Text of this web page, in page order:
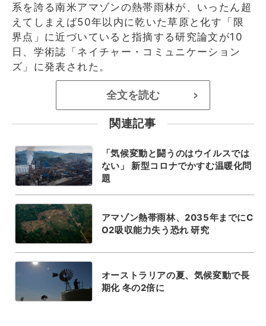
系を誇る南米アマゾンの熱帯雨林が、いったん超
えてしまえば50年以内に乾いた草原と化す「限
界点」に近づいていると指摘する研究論文が10
日、学術誌「ネイチャー・コミュニケーション
ズ」に発表された。
全文を読む >
関連記事
「気候変動と闘うのはウイルスでは
ない」 新型コロナでかすむ温暖化問
題
アマゾン熱帯雨林、2035年までにC
O2吸収能力失う恐れ 研究
オーストラリアの夏、気候変動で長
期化 冬の2倍に